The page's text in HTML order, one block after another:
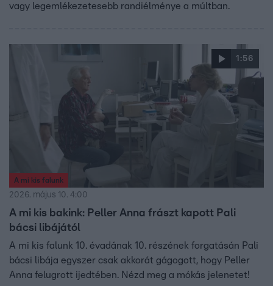
vagy legemlékezetesebb randiélménye a múltban.
1:56
A mi kis falunk
2026. május 10. 4:00
A mi kis bakink: Peller Anna frászt kapott Pali
bácsi libájától
A mi kis falunk 10. évadának 10. részének forgatásán Pali
bácsi libája egyszer csak akkorát gágogott, hogy Peller
Anna felugrott ijedtében. Nézd meg a mókás jelenetet!